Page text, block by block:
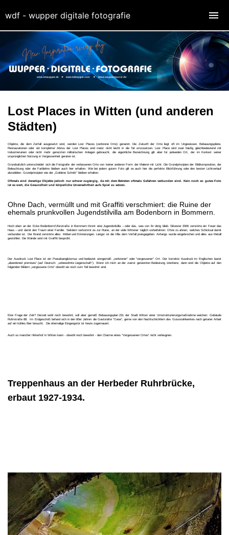
Lost Places in Witten (und anderen
Städten)
Objekte, die dem Zerfall ausgesetzt sind, werden Lost Places (verlorene Orte) genannt. Die Zukunft der Orte liegt oft im Ungewissen. Bebauungspläne,
Restaurationen oder ein kompletter Abriss der Lost Places sind meist nicht leicht in die Tat umzusetzen. Lost Place wird zwar häufig gleichbedeutend mit
Industrieruinen oder nicht mehr genutzten militärischen Anlagen gebraucht, die eigentliche Bezeichnung gilt aber für jedweden Ort, der im Kontext seiner
ursprünglichen Nutzung in Vergessenheit geraten ist.
Grundsätzlich unterscheidet sich die Fotografie der verlassenen Orte von keiner anderen Form der Malerei mit Licht. Die Grundprinzipien der Bildkomposition, der
Beleuchtung oder der Farblehre bleiben auch hier erhalten. Wie bei jedem gutem Foto gilt es auch hier die perfekte Blickführung oder den besten Lichtverlauf
abzubilden. Grundprinzipien wie der „Goldene Schnitt“ bleiben erhalten.
Oftmals sind derartige Objekte jedoch nur schwer zugängig, da mit dem Betreten oftmals Gefahren verbunden sind. Kein noch so gutes Foto
ist es wert, die Gesundheit und körperliche Unversehrtheit aufs Spiel zu setzen.
Ohne Dach, vermüllt und mit Graffiti verschmiert: die Ruine der
ehemals prunkvollen Jugendstilvilla am Bodenborn in Bommern.
Hoch oben an der Ecke Bodenborn/Uferstraße in Bommern thront eine Jugendstilvilla – oder das, was von ihr übrig blieb. Silvester 2006 zerstörte ein Feuer das
Haus – und damit den Traum einer Familie. Seitdem verkommt es zur Ruine, an der viele Wittener täglich vorbeifahren. Ohne zu ahnen, welches Schicksal damit
verbunden ist. Der Brand zerstörte alles: Möbel und Erinnerungen. Längst ist die Villa dem Verfall preisgegeben. Anfangs wurde eingebrochen und alles aus Metall
gestohlen. Die Wände sind mit Graffiti besprüht.
Der Ausdruck Lost Place ist ein Pseudoanglizismus und bedeutet sinngemäß „verlorener" oder "vergessener" Ort. Der korrekte Ausdruck im Englischen lautet
„abandoned premises“ (auf Deutsch: „unbewohnte Liegenschaft“). Wenn ich mich an der zuerst genannten Bedeutung orientiere, dann sind die Objekte auf den
folgenden Bildern „vergessene Orte“ obwohl sie noch zum Teil bewohnt sind.
Eine Frage der Zeit? Derzeit wohl noch bewohnt, soll aber gemäß Bebauungsplan 231 der Stadt Witten einer Umstrukturierungsmaßnahme weichen: Gebäude
Ruhrstraße 88. Im Erdgeschoß befand sich in den 60er Jahren die Gaststätte "Oase", gerne von den Nachtschichtlern des Gussstahlwerkes nach getaner Arbeit
auf ein kühles Bier besucht. Die ehemalige Eingangstür ist heute zugemauert.
Auch so mancher Hinterhof in Witten kann - obwohl noch bewohnt - den Charme eines "Vergessenen Ortes" nicht verleugnen.
Treppenhaus an der Herbeder Ruhrbrücke,
erbaut 1927-1934.
wdf - wupper digitale fotografie